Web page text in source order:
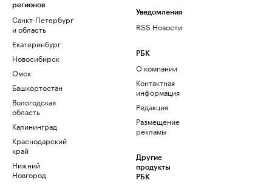
регионов
Санкт-Петербург
и область
Екатеринбург
Новосибирск
Омск
Башкортостан
Вологодская
область
Калининград
Краснодарский
край
Нижний
Новгород
Уведомления
RSS Новости
РБК
О компании
Контактная
информация
Редакция
Размещение
рекламы
Другие
продукты
РБК